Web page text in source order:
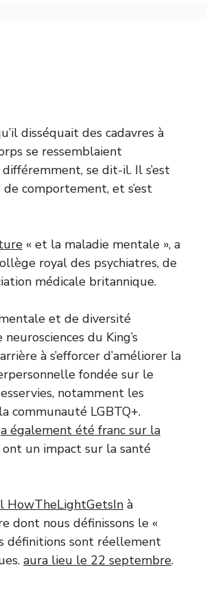
disséquait des cadavres à
se ressemblaient
se dit-il. Il s’est
comportement, et s’est
« et la maladie mentale », a
royal des psychiatres, de
médicale britannique.
et de diversité
du King’s
à s’efforcer d’améliorer la
fondée sur le
notamment les
communauté LGBTQ+.
a également été franc sur la
un impact sur la santé
HowTheLightGetsIn à
dont nous définissons le «
définitions sont réellement
aura lieu le 22 septembre.